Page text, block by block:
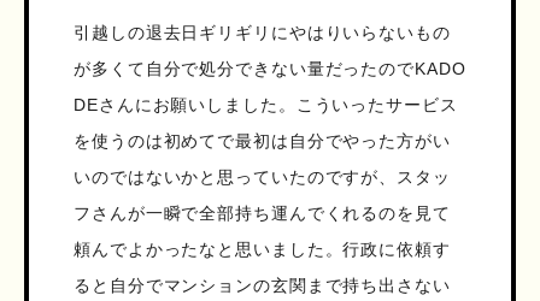
引越しの退去日ギリギリにやはりいらないもの
が多くて自分で処分できない量だったのでKADO
DEさんにお願いしました。こういったサービス
を使うのは初めてで最初は自分でやった方がい
いのではないかと思っていたのですが、スタッ
フさんが一瞬で全部持ち運んでくれるのを見て
頼んでよかったなと思いました。行政に依頼す
ると自分でマンションの玄関まで持ち出さない